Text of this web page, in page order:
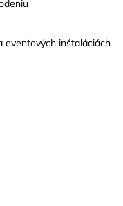
eventových inštaláciách